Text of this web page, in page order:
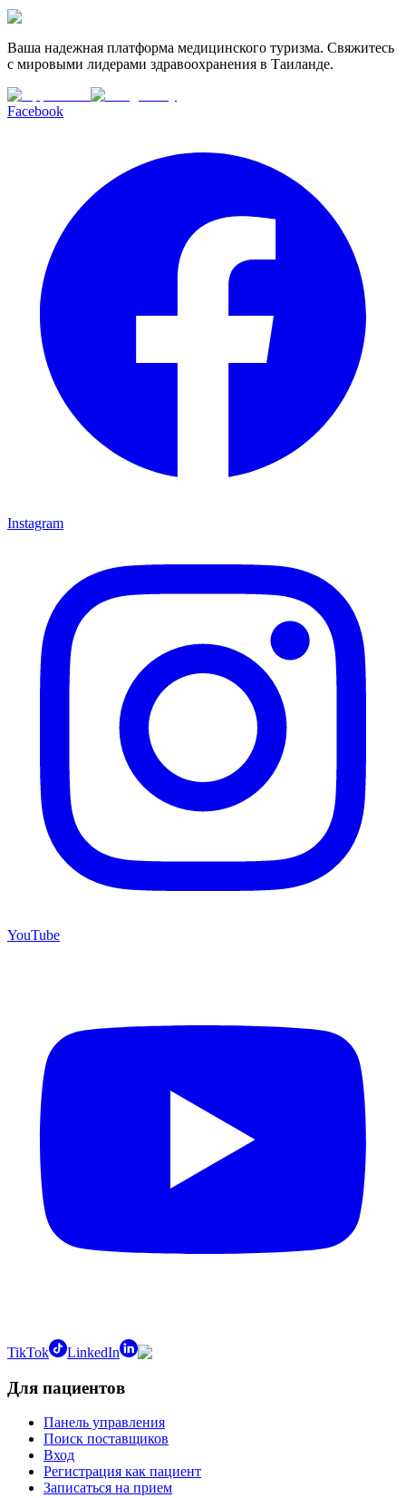
Ваша надежная платформа медицинского туризма. Свяжитесь
с мировыми лидерами здравоохранения в Таиланде.
Facebook
Instagram
YouTube
TikTok LinkedIn
Для пациентов
Панель управления
Поиск поставщиков
Вход
Регистрация как пациент
Записаться на прием